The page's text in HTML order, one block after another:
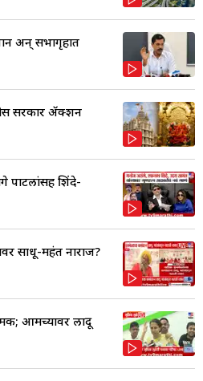
अन् सभागृहात
सरकार ॲक्शन
पाटलांसह शिंदे-
साधू-महंत नाराज?
आमच्यावर लादू